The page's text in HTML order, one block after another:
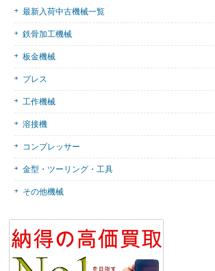
最新入荷中古機械一覧
鉄骨加工機械
板金機械
プレス
工作機械
溶接機
コンプレッサー
金型・ツーリング・工具
その他機械